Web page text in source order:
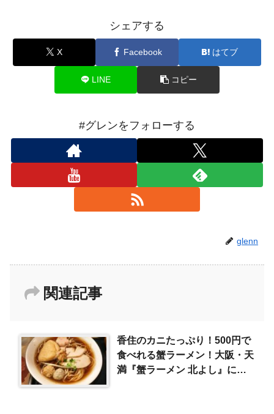
シェアする
X Facebook はてブ
LINE コピー
#グレンをフォローする
glenn
関連記事
香住のカニたっぷり！500円で
食べれる蟹ラーメン！大阪・天
満『蟹ラーメン 北よし』に行